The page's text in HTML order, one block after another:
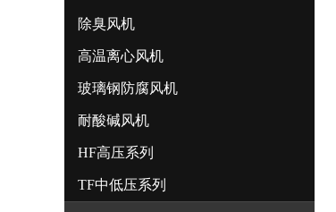
除臭风机
高温离心风机
玻璃钢防腐风机
耐酸碱风机
HF高压系列
TF中低压系列